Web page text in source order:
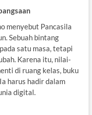
menyebut Pancasila
Sebuah bintang
satu masa, tetapi
Karena itu, nilai-
di ruang kelas, buku
harus hadir dalam
digital.